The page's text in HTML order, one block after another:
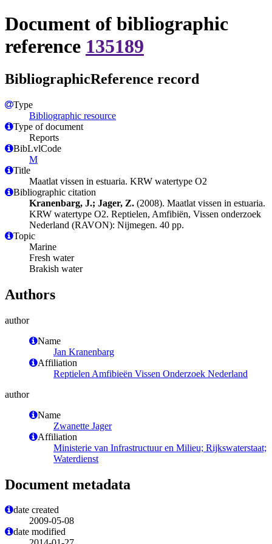
Document of bibliographic
reference 135189
BibliographicReference record
Type
Bibliographic resource
Type of document
Reports
BibLvlCode
M
Title
Maatlat vissen in estuaria. KRW watertype O2
Bibliographic citation
Kranenbarg, J.; Jager, Z. (2008). Maatlat vissen in estuaria.
KRW watertype O2. Reptielen, Amfibiën, Vissen onderzoek
Nederland (RAVON): Nijmegen. 40 pp.
Topic
Marine
Fresh water
Brakish water
Authors
author
Name
Jan Kranenbarg
Affiliation
Reptielen Amfibieën Vissen Onderzoek Nederland
author
Name
Zwanette Jager
Affiliation
Ministerie van Infrastructuur en Milieu; Rijkswaterstaat;
Waterdienst
Document metadata
date created
2009-05-08
date modified